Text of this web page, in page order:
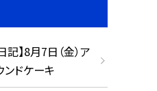
】8月7日（金）ア
ンドケーキ